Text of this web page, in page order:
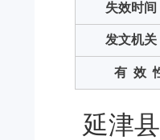
失效时间
发文机关
有 效
延津